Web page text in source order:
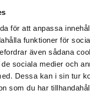
för att anpassa
funktioner för
även sådana
sociala medier och
Dessa kan i sin tur
som du har